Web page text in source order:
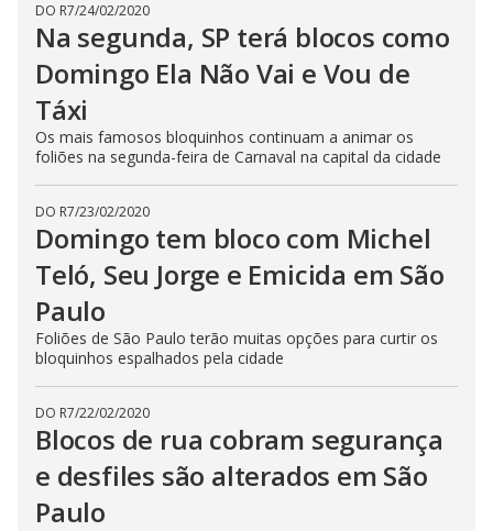
DO R7/24/02/2020
Na segunda, SP terá blocos como
Domingo Ela Não Vai e Vou de
Táxi
Os mais famosos bloquinhos continuam a animar os
foliões na segunda-feira de Carnaval na capital da cidade
DO R7/23/02/2020
Domingo tem bloco com Michel
Teló, Seu Jorge e Emicida em São
Paulo
Foliões de São Paulo terão muitas opções para curtir os
bloquinhos espalhados pela cidade
DO R7/22/02/2020
Blocos de rua cobram segurança
e desfiles são alterados em São
Paulo